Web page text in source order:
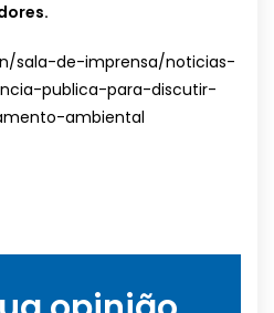
sala-de-imprensa/noticias-
publica-para-discutir-
ambiental